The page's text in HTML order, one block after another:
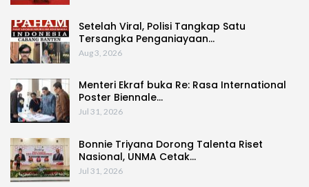
Setelah Viral, Polisi Tangkap Satu
Tersangka Penganiayaan…
Aug 3, 2026
Menteri Ekraf buka Re: Rasa International
Poster Biennale…
Jul 31, 2026
Bonnie Triyana Dorong Talenta Riset
Nasional, UNMA Cetak…
Jul 31, 2026